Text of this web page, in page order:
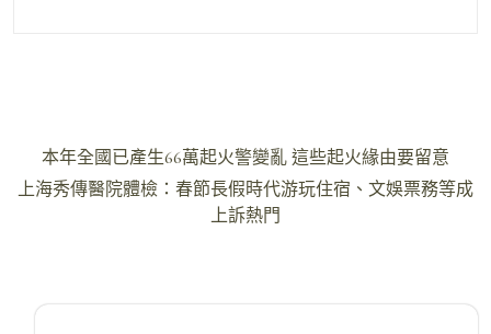
章
本年全國已產生66萬起火警變亂 這些起火緣由要留意
上海秀傳醫院體檢：春節長假時代游玩住宿、文娛票務等成
上訴熱門